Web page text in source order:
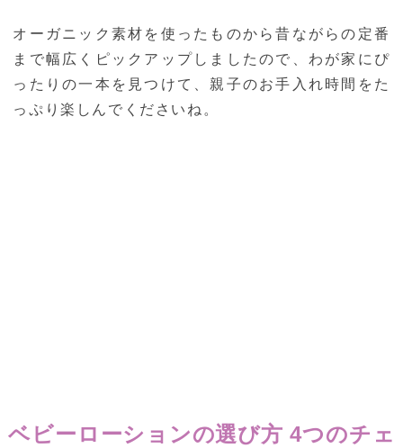
オーガニック素材を使ったものから昔ながらの定番
まで幅広くピックアップしましたので、わが家にぴ
ったりの一本を見つけて、親子のお手入れ時間をた
っぷり楽しんでくださいね。
ベビーローションの選び方 4つのチェ